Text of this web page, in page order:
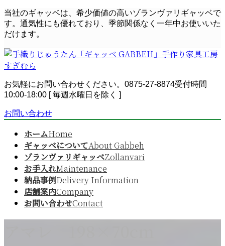
コ
ン
テ
ツ
へ
キ
ッ
ナ
ビ
ゲ
シ
ョ
に
移
当社のギャッベは、希少価値の高いゾランヴァリギャッベで
す。通気性にも優れており、季節関係なく一年中お使いいた
だけます。
お気軽にお問い合わせください。 0875-27-8874受付時間
10:00-18:00 [ 毎週水曜日を除く ]
お問い合わせ
ホームHome
ギャッベについてAbout Gabbeh
ゾランヴァリギャッベZollanvari
お手入れMaintenance
納品事例Delivery Information
店舗案内Company
お問い合わせContact